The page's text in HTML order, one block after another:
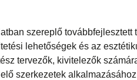
szereplő továbbfejlesztett
lehetőségek és az
tervezők, kivitelezők
szerkezetek